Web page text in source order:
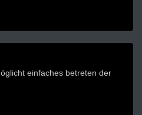
einfaches betreten der